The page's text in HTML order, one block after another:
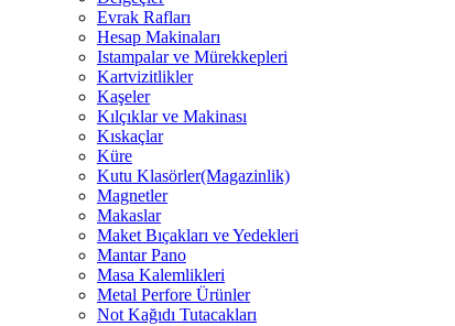
Evrak Rafları
Hesap Makinaları
Istampalar ve Mürekkepleri
Kartvizitlikler
Kaşeler
Kılçıklar ve Makinası
Kıskaçlar
Küre
Kutu Klasörler(Magazinlik)
Magnetler
Makaslar
Maket Bıçakları ve Yedekleri
Mantar Pano
Masa Kalemlikleri
Metal Perfore Ürünler
Not Kağıdı Tutacakları